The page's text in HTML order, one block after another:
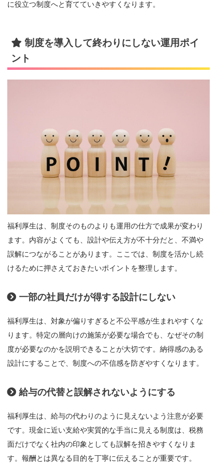
に役立つ制度へと育てていきやすくなります。
制度を導入して終わりにしない運用ポイ
ント
福利厚生は、制度そのものよりも運用の仕方で成果が変わり
ます。内容がよくても、設計や伝え方が不十分だと、不満や
誤解につながることがあります。ここでは、制度を活かし続
けるために押さえておきたいポイントを整理します。
一部の社員だけが得する設計にしない
福利厚生は、対象が偏りすぎると不公平感が生まれやすくな
ります。特定の層向けの施策が必要な場合でも、なぜその制
度が必要なのかを説明できることが大切です。納得感のある
設計にすることで、制度への不信感を防ぎやすくなります。
給与の代替と誤解されないようにする
福利厚生は、給与の代わりのように見えないよう注意が必要
です。現金に近い支給や実質的な手当に見える制度は、税務
面だけでなく社内の印象としても誤解を招きやすくなりま
す。報酬とは異なる目的を丁寧に伝えることが重要です。